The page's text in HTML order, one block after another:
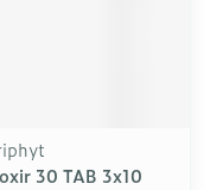
30 TAB 3x10